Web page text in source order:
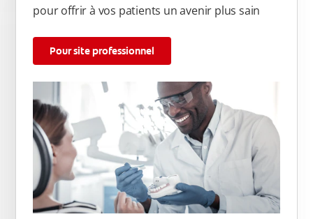
pour offrir à vos patients un avenir plus sain
Pour site professionnel